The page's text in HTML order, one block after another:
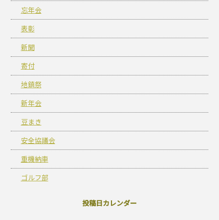
忘年会
表彰
新聞
寄付
地鎮祭
新年会
豆まき
安全協議会
重機納車
ゴルフ部
投稿日カレンダー